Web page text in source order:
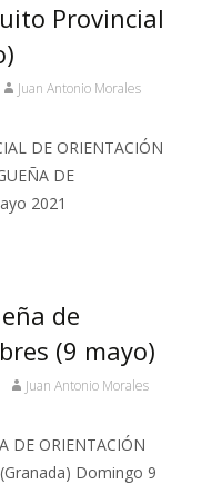
Provincial
Juan Antonio Morales
DE ORIENTACIÓN
DE
2021
de
(9 mayo)
Juan Antonio Morales
DE ORIENTACIÓN
Domingo 9